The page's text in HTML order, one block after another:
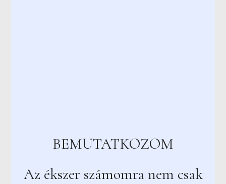
BEMUTATKOZOM
Az ékszer számomra nem csak